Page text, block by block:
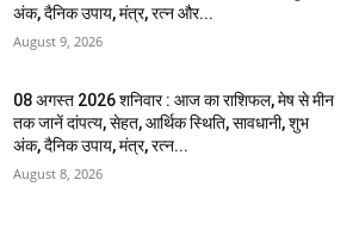
अंक, दैनिक उपाय, मंत्र, रत्न और...
August 9, 2026
08 अगस्त 2026 शनिवार : आज का राशिफल, मेष से मीन
तक जानें दांपत्य, सेहत, आर्थिक स्थिति, सावधानी, शुभ
अंक, दैनिक उपाय, मंत्र, रत्न...
August 8, 2026